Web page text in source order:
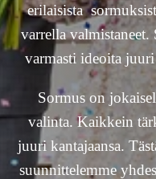
erilaisista
varrella valmistaneet.
varmasti ideoita
Sormus on
valinta. Kaikkein
juuri kantajaansa.
suunnittelemme